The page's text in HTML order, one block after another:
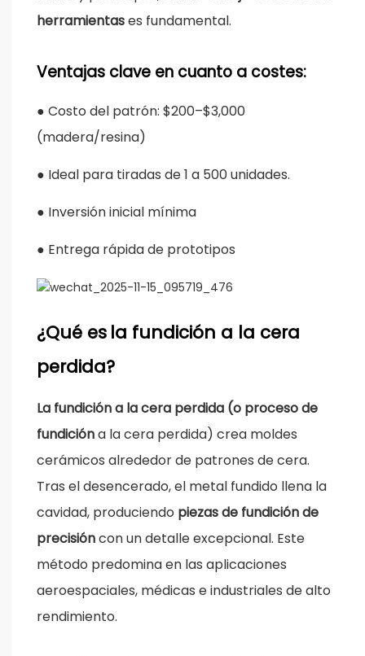
herramientases fundamental.
Ventajas clave en cuanto a costes:
● Costo del patrón: $200–$3,000
(madera/resina)
● Ideal para tiradas de 1 a 500 unidades.
● Inversión inicial mínima
● Entrega rápida de prototipos
¿Qué es la fundición a la cera
perdida?
La fundición a la cera perdida (o proceso de
fundicióna la cera perdida) crea moldes
cerámicos alrededor de patrones de cera.
Tras el desencerado, el metal fundido llena la
cavidad, produciendo piezas de fundición de
precisióncon un detalle excepcional. Este
método predomina en las aplicaciones
aeroespaciales, médicas e industriales de alto
rendimiento.